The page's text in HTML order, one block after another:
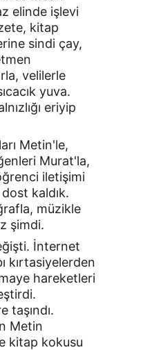
elinde işlevi
kitap
sindi çay,
velilerle
yuva.
eriyip
Metin'le,
Murat'la,
iletişimi
kaldık.
müzikle
şimdi.
İnternet
kırtasiyelerden
hareketleri
taşındı.
Metin
kitap kokusu